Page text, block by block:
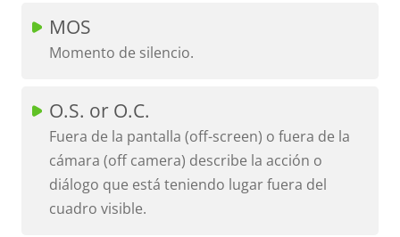
MOS
Momento de silencio.
O.S. or O.C.
Fuera de la pantalla (off-screen) o fuera de la
cámara (off camera) describe la acción o
diálogo que está teniendo lugar fuera del
cuadro visible.